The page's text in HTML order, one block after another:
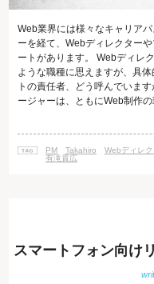
Web業界には様々なキャリア
ーを経て、Webディレクター
ートがあります。 Webディレ
ような職種に思えますが、具
トの責任者、どう呼んでいま
ージャーは、ともにWeb制作
望を汲み取り、制作側のデザ
のないまま、同じ仕事を担当
たり「プロジェクトマネージ
PM Takahiro Webディレク
有滝貴広
スマートフォン向け